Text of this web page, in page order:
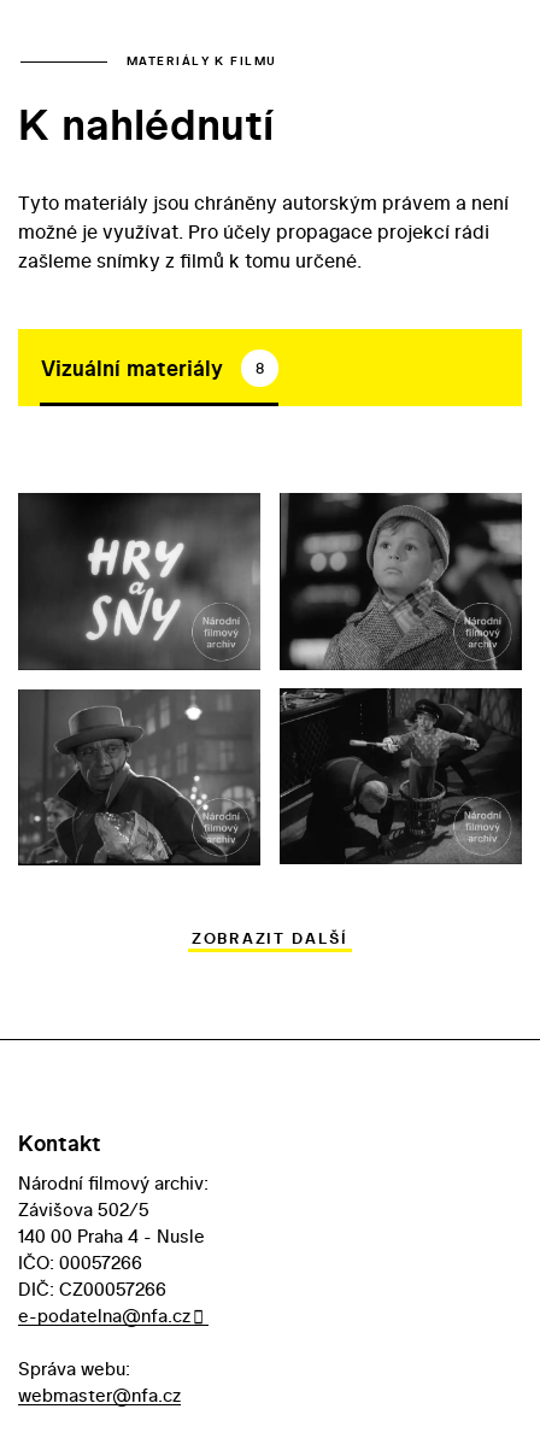
MATERIÁLY K FILMU
K nahlédnutí
Tyto materiály jsou chráněny autorským právem a není
možné je využívat. Pro účely propagace projekcí rádi
zašleme snímky z filmů k tomu určené.
Vizuální materiály 8
ZOBRAZIT DALŠÍ
Kontakt
Národní filmový archiv:
Závišova 502/5
140 00 Praha 4 - Nusle
IČO: 00057266
DIČ: CZ00057266
e-podatelna@nfa.cz
Správa webu:
webmaster@nfa.cz